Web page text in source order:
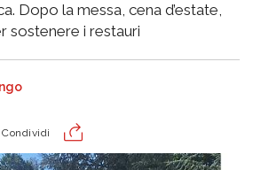
Dopo la messa, cena d’estate,
sostenere i restauri
Condividi